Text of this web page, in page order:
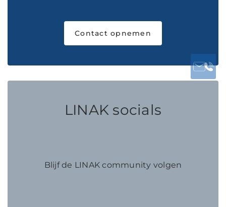
Contact opnemen
LINAK socials
Blijf de LINAK community volgen